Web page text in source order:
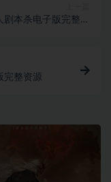
本杀电子版完整资
完整资源